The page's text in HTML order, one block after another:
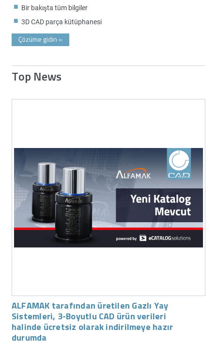
Bir bakışta tüm bilgiler
3D CAD parça kütüphanesi
Çözüme gidin »
Top News
ALFAMAK tarafından üretilen Gazlı Yay
Sistemleri, 3-Boyutlu CAD ürün verileri
halinde ücretsiz olarak indirilmeye hazır
durumda